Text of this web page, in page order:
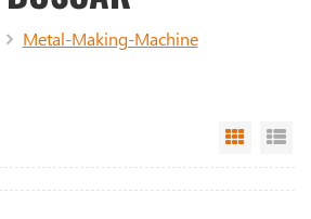
Metal-Making-Machine
Grid